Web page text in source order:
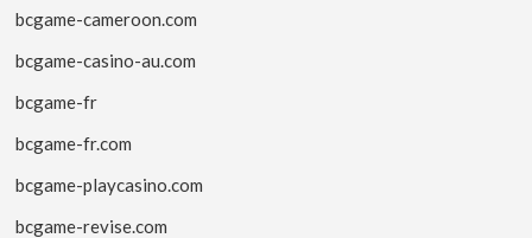
bcgame-cameroon.com
bcgame-casino-au.com
bcgame-fr
bcgame-fr.com
bcgame-playcasino.com
bcgame-revise.com